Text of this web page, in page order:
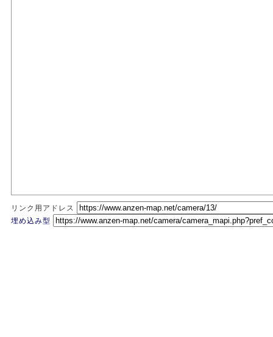
リンク用アドレス
埋め込み型